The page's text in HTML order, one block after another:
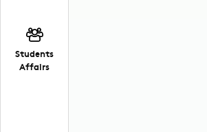
Students
Affairs